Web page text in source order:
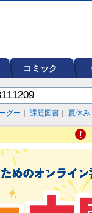
コミック
グー 課題図書 夏休み